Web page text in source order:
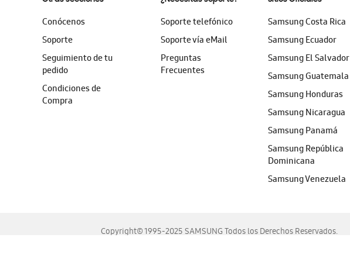
Conócenos
Soporte
Seguimiento de tu
pedido
Condiciones de
Compra
Soporte telefónico
Soporte vía eMail
Preguntas
Frecuentes
Samsung Costa Rica
Samsung Ecuador
Samsung El Salvador
Samsung Guatemala
Samsung Honduras
Samsung Nicaragua
Samsung Panamá
Samsung República
Dominicana
Samsung Venezuela
Copyright© 1995-2025 SAMSUNG Todos los Derechos Reservados.